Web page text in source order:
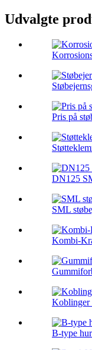
Udvalgte
Pris på
DN125
SML
Kombi-
Koblinger
B-type